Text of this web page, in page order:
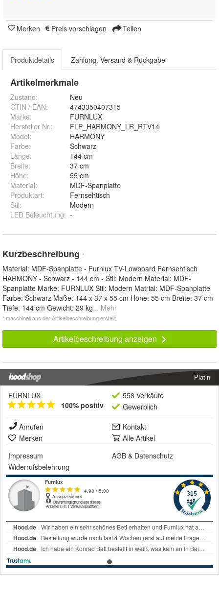
Merken Preis vorschlagen Teilen
Produktdetails Zahlung, Versand & Rückgabe
Artikelmerkmale
Zustand:
Neu
GTIN / EAN:
4743350407315
Marke:
FURNLUX
Hersteller Nr.:
FLP_HARMONY_LR_RTV14
Model:
HARMONY
Farbe:
Schwarz
Länge:
144 cm
Breite:
37 cm
Höhe:
55 cm
Material:
MDF-Spanplatte
Produktart:
Fernsehtisch
Stil:
Modern
LED Beleuchtung: -
Kurzbeschreibung *
Material: MDF-Spanplatte - Furnlux TV-Lowboard Fernsehtisch
HARMONY - Schwarz - 144 cm - Stil: Modern Material: MDF-
Spanplatte Marke: FURNLUX Stil: Modern Matrial: MDF-Spanplatte
Farbe: Schwarz Maße: 144 x 37 x 55 cm Höhe: 55 cm Breite: 37 cm
Tiefe: 144 cm Gewicht: 29 kg... Mehr
* maschinell aus der Artikelbeschreibung erstellt
Artikelbeschreibung anzeigen
Platin
FURNLUX
100% positiv
558 Verkäufe
Gewerblich
Anrufen
Kontakt
Merken
Alle Artikel
Impressum
AGB & Datenschutz
Widerrufsbelehrung